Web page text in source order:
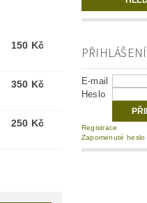
150 Kč
350 Kč
250 Kč
PŘIHLÁŠENÍ
E-mail
Heslo
Registrace
Zapomenuté heslo